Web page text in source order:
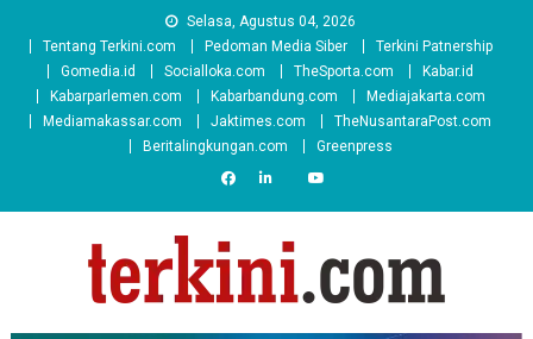
Selasa, Agustus 04, 2026
Tentang Terkini.com
Pedoman Media Siber
Terkini Patnership
Gomedia.id
Socialloka.com TheSporta.com
Kabar.id
Kabarparlemen.com
Kabarbandung.com
Mediajakarta.com
Mediamakassar.com
Jaktimes.com
TheNusantaraPost.com
Beritalingkungan.com
Greenpress